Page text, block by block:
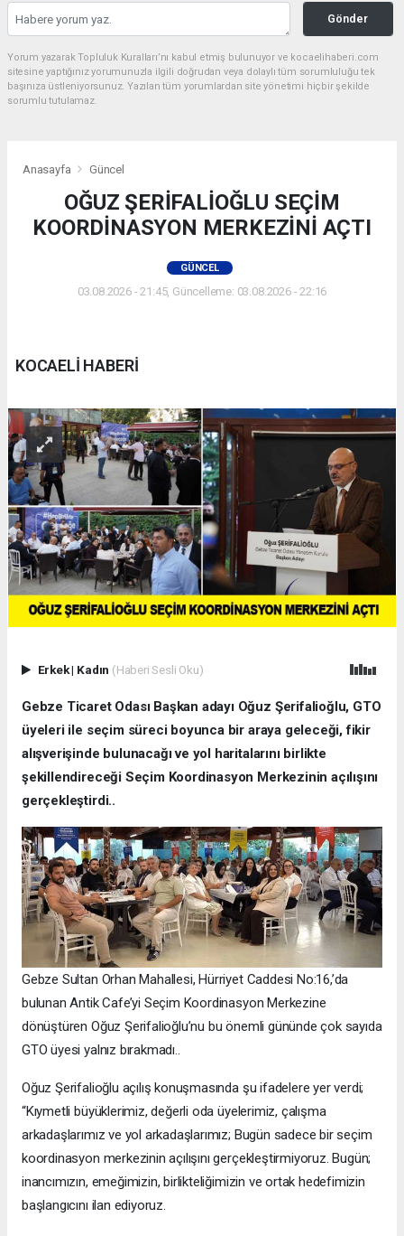
Gönder
Yorum yazarak Topluluk Kuralları’nı kabul etmiş bulunuyor ve kocaelihaberi.com
sitesine yaptığınız yorumunuzla ilgili doğrudan veya dolaylı tüm sorumluluğu tek
başınıza üstleniyorsunuz. Yazılan tüm yorumlardan site yönetimi hiçbir şekilde
sorumlu tutulamaz.
Anasayfa Güncel
OĞUZ ŞERİFALİOĞLU SEÇİM
KOORDİNASYON MERKEZİNİ AÇTI
GÜNCEL
03.08.2026 - 21:45, Güncelleme: 03.08.2026 - 22:16
KOCAELİ HABERİ
Erkek| Kadın (Haberi Sesli Oku)
Gebze Ticaret Odası Başkan adayı Oğuz Şerifalioğlu, GTO
üyeleri ile seçim süreci boyunca bir araya geleceği, fikir
alışverişinde bulunacağı ve yol haritalarını birlikte
şekillendireceği Seçim Koordinasyon Merkezinin açılışını
gerçekleştirdi..
Gebze Sultan Orhan Mahallesi, Hürriyet Caddesi No:16,’da
bulunan Antik Cafe’yi Seçim Koordinasyon Merkezine
dönüştüren Oğuz Şerifalioğlu’nu bu önemli gününde çok sayıda
GTO üyesi yalnız bırakmadı..
Oğuz Şerifalioğlu açılış konuşmasında şu ifadelere yer verdi;
“Kıymetli büyüklerimiz, değerli oda üyelerimiz, çalışma
arkadaşlarımız ve yol arkadaşlarımız; Bugün sadece bir seçim
koordinasyon merkezinin açılışını gerçekleştirmiyoruz. Bugün;
inancımızın, emeğimizin, birlikteliğimizin ve ortak hedefimizin
başlangıcını ilan ediyoruz.